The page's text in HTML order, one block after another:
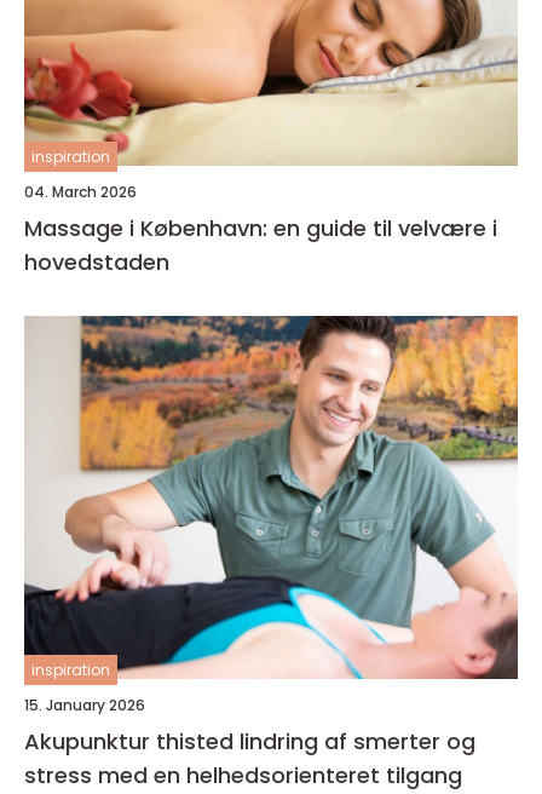
inspiration
04. March 2026
Massage i København: en guide til velvære i
hovedstaden
inspiration
15. January 2026
Akupunktur thisted lindring af smerter og
stress med en helhedsorienteret tilgang